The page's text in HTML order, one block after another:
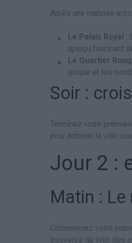
Après une matinée
Le Palais Royal :
aperçu fascinant
Le Quartier
unique et les
Soir :
Terminez votre
pour admirer la ville
Jour 2 :
Matin :
Commencez votre
trouverez de tout, des